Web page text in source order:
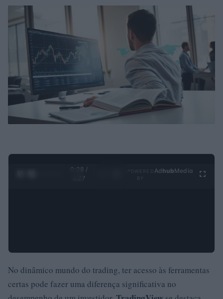
0:28 /
4:27
Ad hubMedia
No dinâmico mundo do trading, ter acesso às ferramentas
certas pode fazer uma diferença significativa no